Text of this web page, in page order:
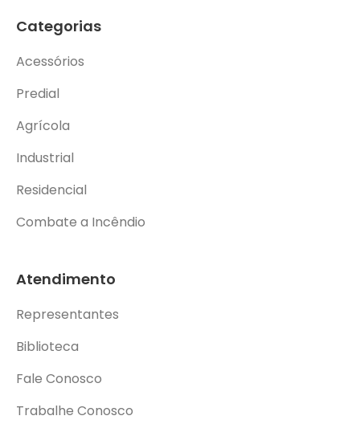
Categorias
Acessórios
Predial
Agrícola
Industrial
Residencial
Combate a Incêndio
Atendimento
Representantes
Biblioteca
Fale Conosco
Trabalhe Conosco